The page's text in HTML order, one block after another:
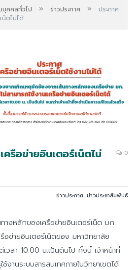
บุคคลทั่วไป » ข่าวประกาศ »
ประกาศ
น็ตไม่ได้
ครือข่ายอินเตอร์เน็ตไม่
0
ข่าวประกาศ, ข่าวประชาสัมพันธ์
างหลักของเครือข่ายอินเตอร์เน็ต มก.
รือข่ายอินเตอร์เน็ตของ มหาวิทยาลัย
วลา 10.00 น.เป็นต้นไป ทั้งนี้ เจ้าหน้าที่
งานระบบสารสนเทศภายในวิทยาเขตได้